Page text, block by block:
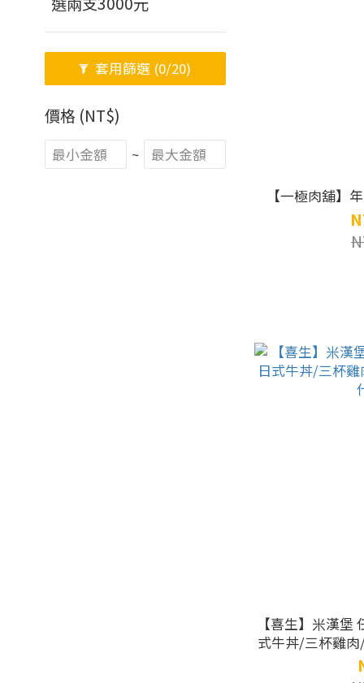
套用篩選 (0/20)
價格 (NT$)
~
【一極肉舖】
【喜生】米漢堡 任選4組免運 [薑燒豬肉/日
式牛丼/三杯雞